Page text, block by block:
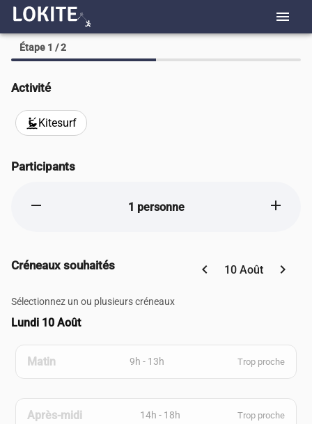
menu
Étape 1 / 2
Activité
kitesurfingKitesurf
Participants
remove 1 personne add
Créneaux souhaités chevron_left 10 Août chevron_right
Sélectionnez un ou plusieurs créneaux
Lundi 10 Août
Matin 9h - 13h Trop proche
Après-midi 14h - 18h Trop proche